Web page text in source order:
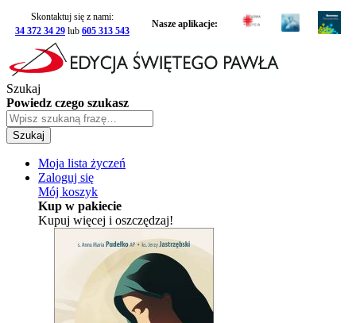
Skontaktuj się z nami:
34 372 34 29 lub 605 313 543
Nasze aplikacje:
Szukaj
Powiedz czego szukasz
Szukaj
Moja lista życzeń
Zaloguj się
Mój koszyk
Kup w pakiecie
Kupuj więcej i oszczędzaj!